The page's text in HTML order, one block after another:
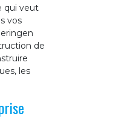
qui veut
vos
de
les